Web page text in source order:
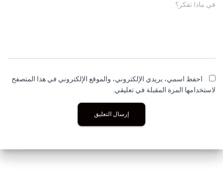
في ماذا تفكر؟
احفظ اسمي، بريدي الإلكتروني، والموقع الإلكتروني في هذا المتصفح
لاستخدامها المرة المقبلة في تعليقي.